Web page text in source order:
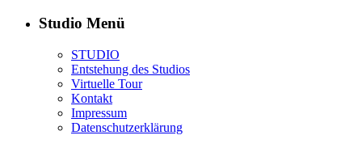
Studio Menü
STUDIO
Entstehung des Studios
Virtuelle Tour
Kontakt
Impressum
Datenschutzerklärung